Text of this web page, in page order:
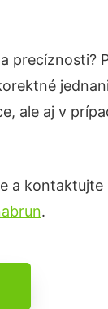
ale aj v
a
.